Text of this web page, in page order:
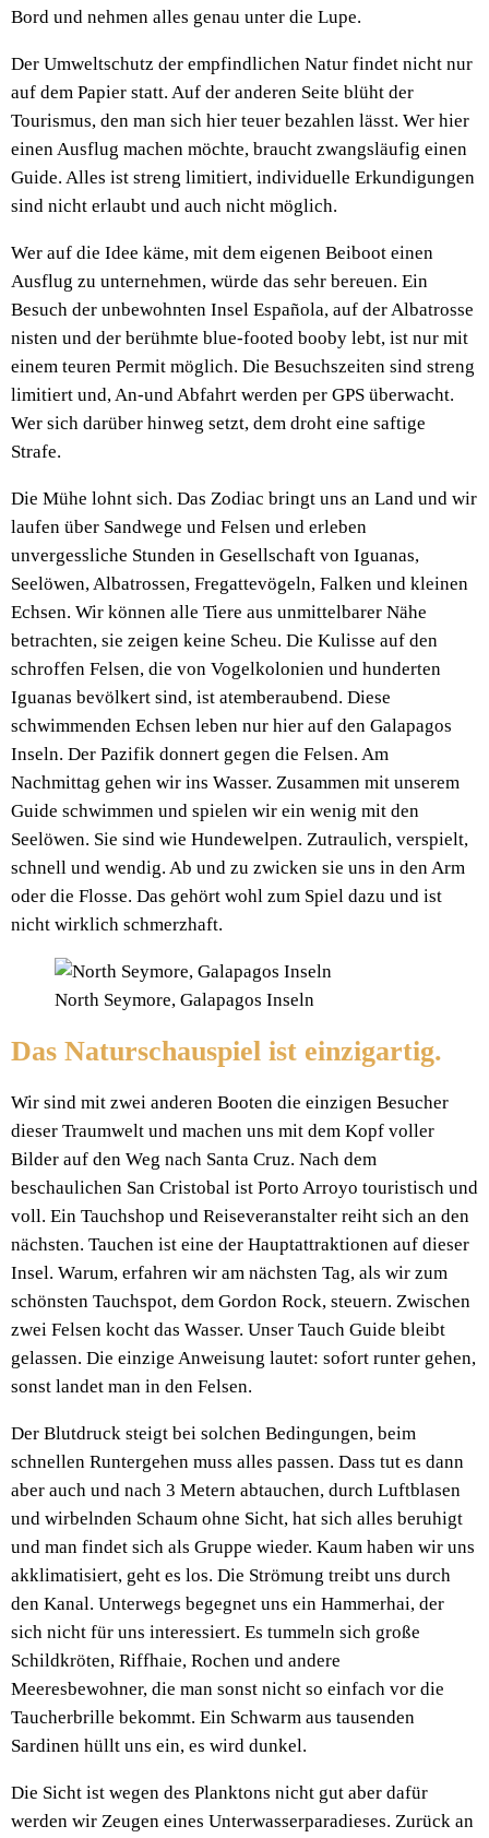
Bord und nehmen alles genau unter die Lupe.
Der Umweltschutz der empfindlichen Natur findet nicht nur
auf dem Papier statt. Auf der anderen Seite blüht der
Tourismus, den man sich hier teuer bezahlen lässt. Wer hier
einen Ausflug machen möchte, braucht zwangsläufig einen
Guide. Alles ist streng limitiert, individuelle Erkundigungen
sind nicht erlaubt und auch nicht möglich.
Wer auf die Idee käme, mit dem eigenen Beiboot einen
Ausflug zu unternehmen, würde das sehr bereuen. Ein
Besuch der unbewohnten Insel Española, auf der Albatrosse
nisten und der berühmte blue-footed booby lebt, ist nur mit
einem teuren Permit möglich. Die Besuchszeiten sind streng
limitiert und, An-und Abfahrt werden per GPS überwacht.
Wer sich darüber hinweg setzt, dem droht eine saftige
Strafe.
Die Mühe lohnt sich. Das Zodiac bringt uns an Land und wir
laufen über Sandwege und Felsen und erleben
unvergessliche Stunden in Gesellschaft von Iguanas,
Seelöwen, Albatrossen, Fregattevögeln, Falken und kleinen
Echsen. Wir können alle Tiere aus unmittelbarer Nähe
betrachten, sie zeigen keine Scheu. Die Kulisse auf den
schroffen Felsen, die von Vogelkolonien und hunderten
Iguanas bevölkert sind, ist atemberaubend. Diese
schwimmenden Echsen leben nur hier auf den Galapagos
Inseln. Der Pazifik donnert gegen die Felsen. Am
Nachmittag gehen wir ins Wasser. Zusammen mit unserem
Guide schwimmen und spielen wir ein wenig mit den
Seelöwen. Sie sind wie Hundewelpen. Zutraulich, verspielt,
schnell und wendig. Ab und zu zwicken sie uns in den Arm
oder die Flosse. Das gehört wohl zum Spiel dazu und ist
nicht wirklich schmerzhaft.
North Seymore, Galapagos Inseln
Das Naturschauspiel ist einzigartig.
Wir sind mit zwei anderen Booten die einzigen Besucher
dieser Traumwelt und machen uns mit dem Kopf voller
Bilder auf den Weg nach Santa Cruz. Nach dem
beschaulichen San Cristobal ist Porto Arroyo touristisch und
voll. Ein Tauchshop und Reiseveranstalter reiht sich an den
nächsten. Tauchen ist eine der Hauptattraktionen auf dieser
Insel. Warum, erfahren wir am nächsten Tag, als wir zum
schönsten Tauchspot, dem Gordon Rock, steuern. Zwischen
zwei Felsen kocht das Wasser. Unser Tauch Guide bleibt
gelassen. Die einzige Anweisung lautet: sofort runter gehen,
sonst landet man in den Felsen.
Der Blutdruck steigt bei solchen Bedingungen, beim
schnellen Runtergehen muss alles passen. Dass tut es dann
aber auch und nach 3 Metern abtauchen, durch Luftblasen
und wirbelnden Schaum ohne Sicht, hat sich alles beruhigt
und man findet sich als Gruppe wieder. Kaum haben wir uns
akklimatisiert, geht es los. Die Strömung treibt uns durch
den Kanal. Unterwegs begegnet uns ein Hammerhai, der
sich nicht für uns interessiert. Es tummeln sich große
Schildkröten, Riffhaie, Rochen und andere
Meeresbewohner, die man sonst nicht so einfach vor die
Taucherbrille bekommt. Ein Schwarm aus tausenden
Sardinen hüllt uns ein, es wird dunkel.
Die Sicht ist wegen des Planktons nicht gut aber dafür
werden wir Zeugen eines Unterwasserparadieses. Zurück an